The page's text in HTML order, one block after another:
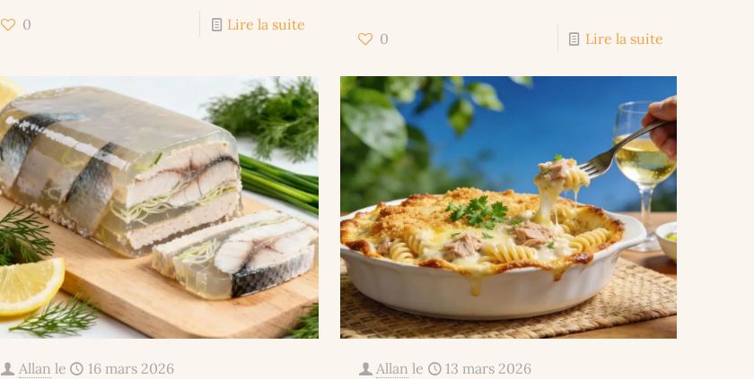
0 Lire la suite
0 Lire la suite
Allan le 16 mars 2026 Allan le 13 mars 2026